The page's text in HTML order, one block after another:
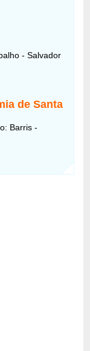
- Salvador
de Santa
Barris -